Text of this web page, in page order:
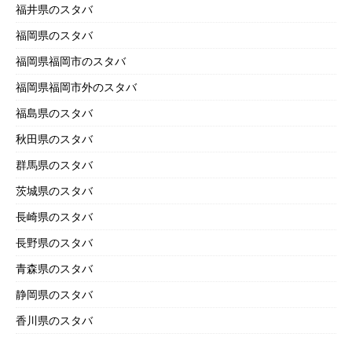
福井県のスタバ
福岡県のスタバ
福岡県福岡市のスタバ
福岡県福岡市外のスタバ
福島県のスタバ
秋田県のスタバ
群馬県のスタバ
茨城県のスタバ
長崎県のスタバ
長野県のスタバ
青森県のスタバ
静岡県のスタバ
香川県のスタバ